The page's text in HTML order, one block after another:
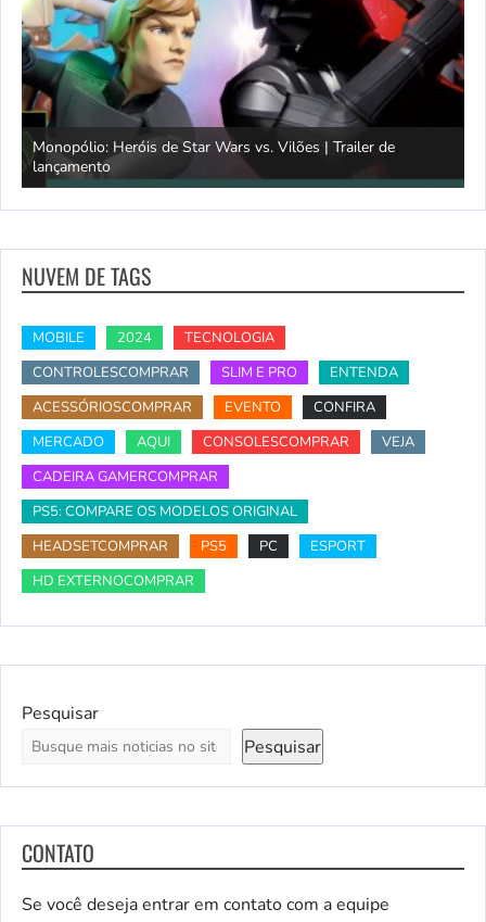
Monopólio: Heróis de Star Wars vs. Vilões | Trailer de
lançamento
NUVEM DE TAGS
MOBILE 2024
TECNOLOGIA
CONTROLESCOMPRAR
SLIM E PRO
ENTENDA
ACESSÓRIOSCOMPRAR
EVENTO
CONFIRA
MERCADO
AQUI CONSOLESCOMPRAR
VEJA
CADEIRA GAMERCOMPRAR
PS5: COMPARE OS MODELOS ORIGINAL
HEADSETCOMPRAR
PS5 PC
ESPORT
HD EXTERNOCOMPRAR
Pesquisar
Pesquisar
CONTATO
Se você deseja entrar em contato com a equipe